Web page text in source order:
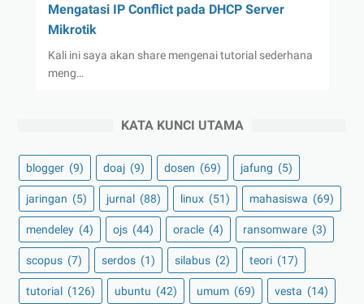
Mengatasi IP Conflict pada DHCP Server
Mikrotik
Kali ini saya akan share mengenai tutorial sederhana
meng…
KATA KUNCI UTAMA
blogger (9) doaj (9) dosen (69) jafung (5)
jaringan (5) jurnal (88) linux (51) mahasiswa (69)
mendeley (4) ojs (44) oracle (4) ransomware (3)
scopus (7) serdos (1) silabus (2) teori (17)
tutorial (126) ubuntu (42) umum (69) vesta (14)